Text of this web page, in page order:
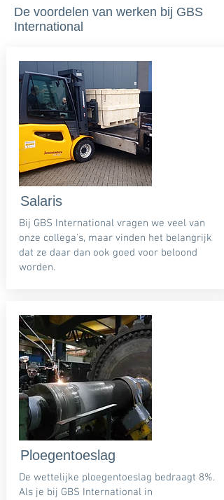
De voordelen van werken bij GBS
International
Salaris
Bij GBS International vragen we veel van
onze collega's, maar vinden het belangrijk
dat ze daar dan ook goed voor beloond
worden.
Ploegentoeslag
De wettelijke ploegentoeslag bedraagt 8%.
Als je bij GBS International in